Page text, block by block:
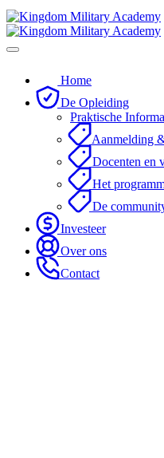
Home
De Opleiding
Praktische
Aanmelding
Docenten en
Het
De
Investeer
Over ons
Contact